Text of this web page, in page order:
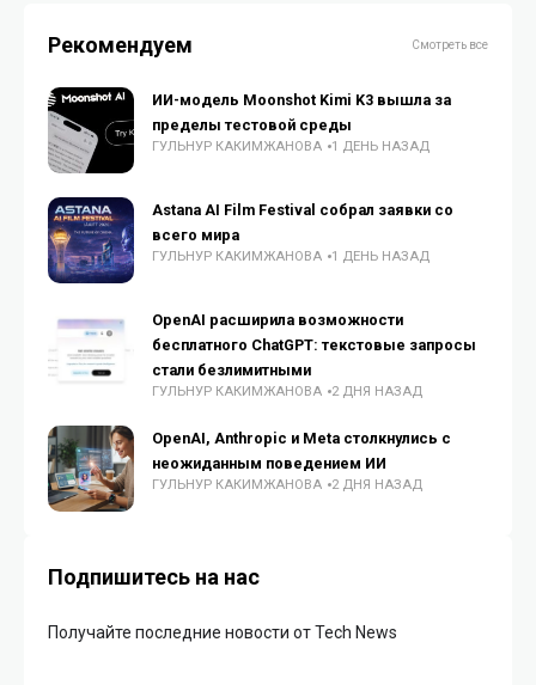
Рекомендуем Смотреть все
ИИ-модель Moonshot Kimi K3 вышла за
пределы тестовой среды
ГУЛЬНУР КАКИМЖАНОВА 1 ДЕНЬ НАЗАД
Astana AI Film Festival собрал заявки со
всего мира
ГУЛЬНУР КАКИМЖАНОВА 1 ДЕНЬ НАЗАД
OpenAI расширила возможности
бесплатного ChatGPT: текстовые запросы
стали безлимитными
ГУЛЬНУР КАКИМЖАНОВА 2 ДНЯ НАЗАД
OpenAI, Anthropic и Meta столкнулись с
неожиданным поведением ИИ
ГУЛЬНУР КАКИМЖАНОВА 2 ДНЯ НАЗАД
Подпишитесь на нас
Получайте последние новости от Tech News